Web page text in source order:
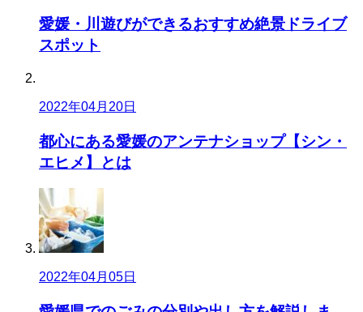
愛媛・川遊びができるおすすめ絶景ドライブ
スポット
2022年04月20日
都心にある愛媛のアンテナショップ【シン・
エヒメ】とは
2022年04月05日